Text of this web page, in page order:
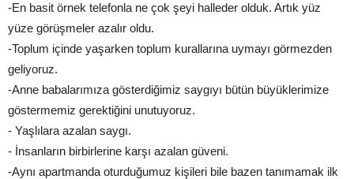
-En basit örnek telefonla ne çok şeyi halleder olduk. Artık yüz
yüze görüşmeler azalır oldu.
-Toplum içinde yaşarken toplum kurallarına uymayı görmezden
geliyoruz.
-Anne babalarımıza gösterdiğimiz saygıyı bütün büyüklerimize
göstermemiz gerektiğini unutuyoruz.
- Yaşlılara azalan saygı.
- İnsanların birbirlerine karşı azalan güveni.
-Aynı apartmanda oturduğumuz kişileri bile bazen tanımamak ilk